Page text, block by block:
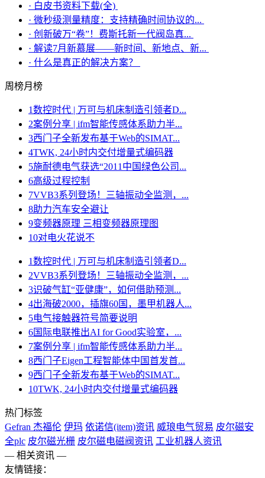
· 白皮书资料下载(全)
· 微秒级测量精度：支持精确时间协议的...
· 创新破万“卷”！费斯托新一代阀岛真...
· 解读7月新慕展——新时间、新地点、新...
· 什么是真正的解决方案？
周榜月榜
1数控时代 | 万可与机床制造引领者D...
2案例分享 | ifm智能传感体系助力半...
3西门子全新发布基于Web的SIMAT...
4TWK, 24小时内交付增量式编码器
5施耐德电气获选“2011中国绿色公司...
6高级过程控制
7VVB3系列登场！三轴振动全监测，...
8助力汽车安全避让
9变频器原理 三相变频器原理图
10对电火花说不
1数控时代 | 万可与机床制造引领者D...
2VVB3系列登场！三轴振动全监测，...
3识破气缸“亚健康”，如何借助预测...
4出海破2000，插旗60国，墨甲机器人...
5电气接触器符号简要说明
6国际电联推出AI for Good实验室，...
7案例分享 | ifm智能传感体系助力半...
8西门子Eigen工程智能体中国首发首...
9西门子全新发布基于Web的SIMAT...
10TWK, 24小时内交付增量式编码器
热门标签
Gefran 杰福伦 伊玛 依诺信(item)资讯 威琅电气贸易 皮尔磁安
全plc 皮尔磁光栅 皮尔磁电磁阀资讯 工业机器人资讯
— 相关资讯 —
友情链接：